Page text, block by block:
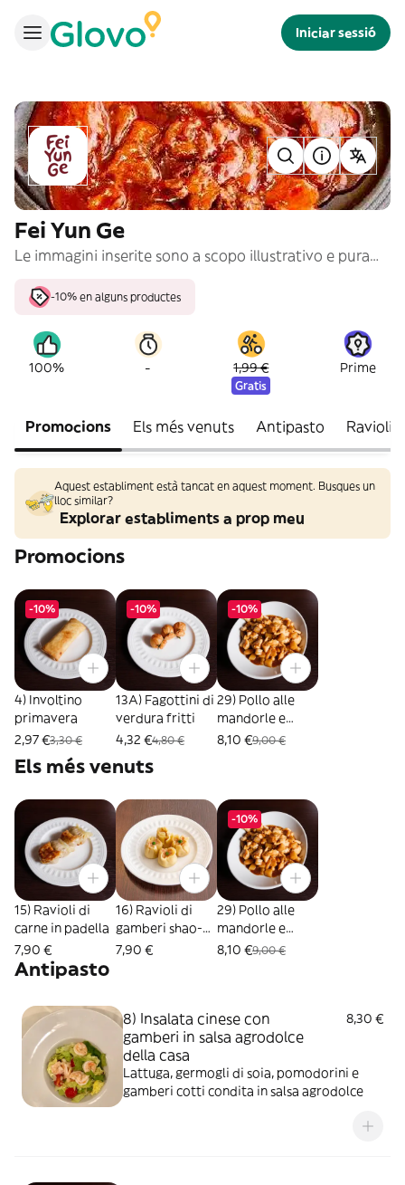
Iniciar sessió
Fei Yun Ge
Le immagini inserite sono a scopo illustrativo e puramente indicativo
-10% en alguns productes
100% - 1,99 €
Gratis
Prime
Promocions Els més venuts Antipasto Ravioli
Aquest establiment està tancat en aquest moment. Busques un
lloc similar?
Explorar establiments a prop meu
Promocions
-10%
4) Involtino
primavera
2,97 €3,30 €
-10%
13A) Fagottini di
verdura fritti
4,32 €4,80 €
-10%
29) Pollo alle
mandorle e
bambù
8,10 €9,00 €
Els més venuts
15) Ravioli di
carne in padella
7,90 €
16) Ravioli di
gamberi shao-
mai al vapore
7,90 €
-10%
29) Pollo alle
mandorle e
bambù
8,10 €9,00 €
Antipasto
8) Insalata cinese con
gamberi in salsa agrodolce
della casa
8,30 €
Lattuga, germogli di soia, pomodorini e
gamberi cotti condita in salsa agrodolce